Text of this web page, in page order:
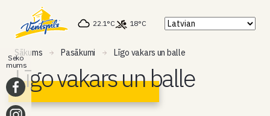
22.1°C 18°C
Sākums Pasākumi Līgo vakars un balle
Līgo vakars un balle
Seko
mums